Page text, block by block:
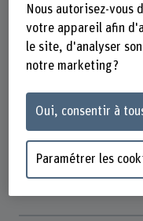
Gabriela Kabeya
Nous autorisez-vous
votre appareil afin
le site, d'analyser
notre marketing ?
Oui, consentir à
Paramétrer les